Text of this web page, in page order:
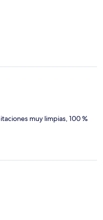
muy limpias, 100 %